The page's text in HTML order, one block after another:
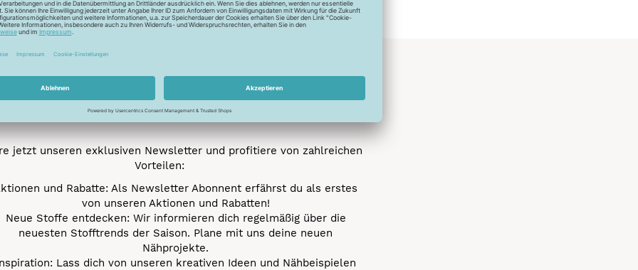
Unser Newsletter
Newsletter
jetzt unseren exklusiven Newsletter und profitiere von zahlreichen
Vorteilen:
und Rabatte: Als Newsletter Abonnent erfährst du als erstes
von unseren Aktionen und Rabatten!
Neue Stoffe entdecken: Wir informieren dich regelmäßig über die
neuesten Stofftrends der Saison. Plane mit uns deine neuen
Nähprojekte.
Lass dich von unseren kreativen Ideen und Nähbeispielen